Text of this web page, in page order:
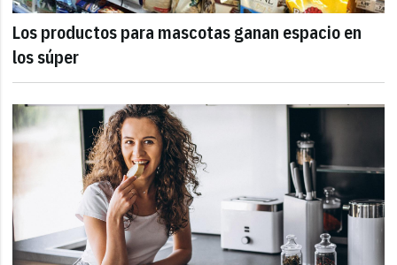
Los productos para mascotas ganan espacio en
los súper